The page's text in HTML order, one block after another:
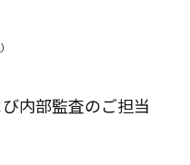
内部監査のご担当